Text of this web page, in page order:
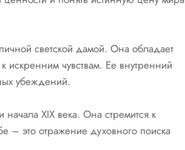
светской дамой. Она обладает
искренним чувствам. Ее внутренний
убеждений.
XIX века. Она стремится к
– это отражение духовного поиска